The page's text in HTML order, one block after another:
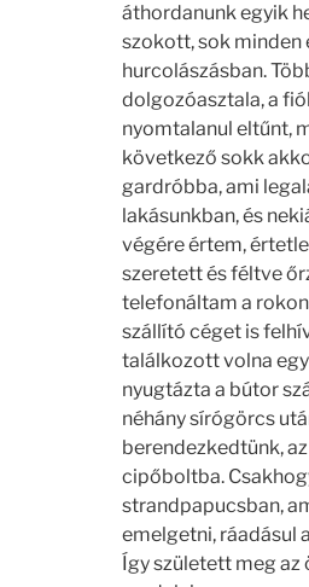
áthordanunk egyik
szokott, sok minden
hurcolászásban.
dolgozóasztala, a
nyomtalanul eltűnt,
következő sokk
gardróbba, ami
lakásunkban, és
végére értem,
szeretett és féltve
telefonáltam a
szállító céget is
találkozott volna
nyugtázta a bútor
néhány sírógörcs
berendezkedtünk,
cipőboltba.
strandpapucsban,
emelgetni, ráadásul
Így született meg